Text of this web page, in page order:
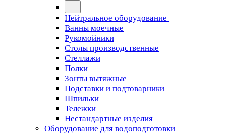
Нейтральное оборудование
Ванны моечные
Рукомойники
Столы производственные
Стеллажи
Полки
Зонты вытяжные
Подставки и подтоварники
Шпильки
Тележки
Нестандартные изделия
Оборудование для водоподготовки